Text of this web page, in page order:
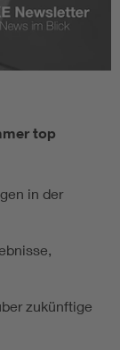
top
in der
zukünftige